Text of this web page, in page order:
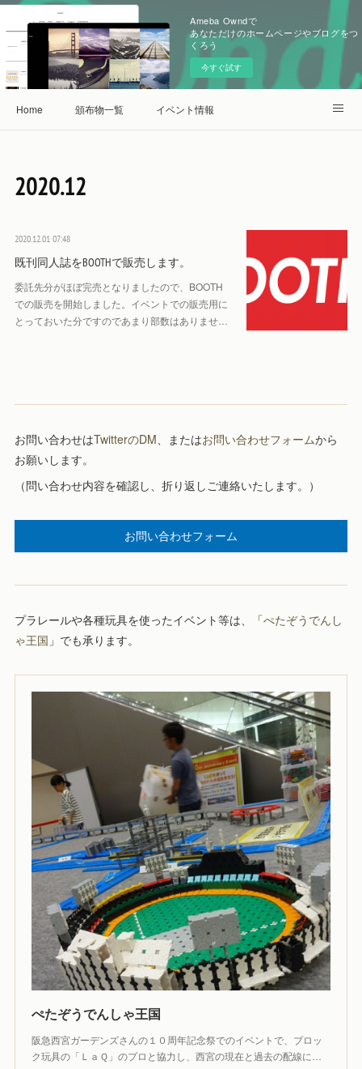
Ameba Owndで
あなただけのホームページやブログをつ
くろう
今すぐ試す
Home 頒布物一覧 イベント情報
2020.12
2020.12.01 07:48
既刊同人誌をBOOTHで販売します。
委託先分がほぼ完売となりましたので、BOOTH
での販売を開始しました。イベントでの販売用に
とっておいた分ですのであまり部数はありませ…
お問い合わせはTwitterのDM、またはお問い合わせフォームから
お願いします。
（問い合わせ内容を確認し、折り返しご連絡いたします。）
お問い合わせフォーム
プラレールや各種玩具を使ったイベント等は、「ぺたぞうでんし
ゃ王国 」でも承ります。
ぺたぞうでんしゃ王国
阪急西宮ガーデンズさんの１０周年記念祭でのイベントで、ブロッ
ク玩具の「ＬａＱ」のプロと協力し、西宮の現在と過去の配線に…